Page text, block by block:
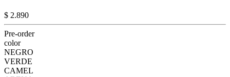
$ 2.890
Pre-order
color
NEGRO
VERDE
CAMEL